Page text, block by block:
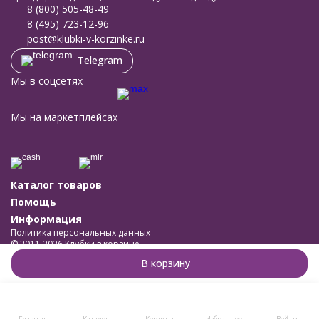
В корзину
8 (800) 505-48-49
8 (495) 723-12-96
post@klubki-v-korzinke.ru
Telegram
Мы в соцсетях
Мы на маркетплейсах
Каталог товаров
Помощь
Информация
Политика персональных данных
© 2011-2026 Клубки в корзине
Разработано в